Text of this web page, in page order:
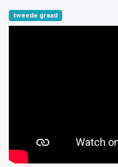
tweede graad